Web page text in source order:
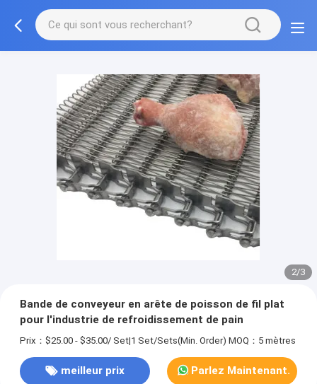
2/3
Bande de conveyeur en arête de poisson de fil plat
pour l'industrie de refroidissement de pain
Prix：$25.00 - $35.00/ Set|1 Set/Sets(Min. Order) MOQ：5 mètres
meilleur prix Parlez Maintenant.